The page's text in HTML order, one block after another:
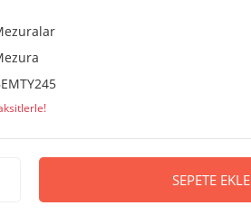
SEPETE EKLE